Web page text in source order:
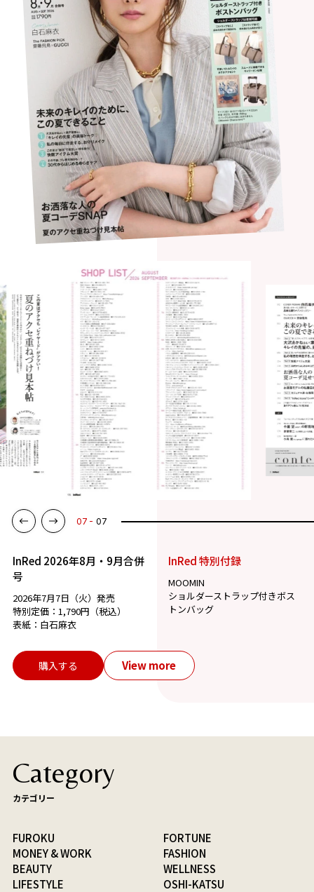
01 07
InRed 2026年8月・9月合併
号
2026年7月7日（火）発売
特別定価：1,790円（税込）
表紙：白石麻衣
InRed 特別付録
MOOMIN
ショルダーストラップ付きボス
トンバッグ
購入する View more
Category
カテゴリー
FUROKU
FORTUNE
MONEY & WORK
FASHION
BEAUTY
WELLNESS
LIFESTYLE
OSHI-KATSU